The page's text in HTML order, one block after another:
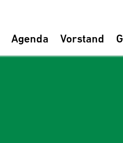
Agenda Vorstand